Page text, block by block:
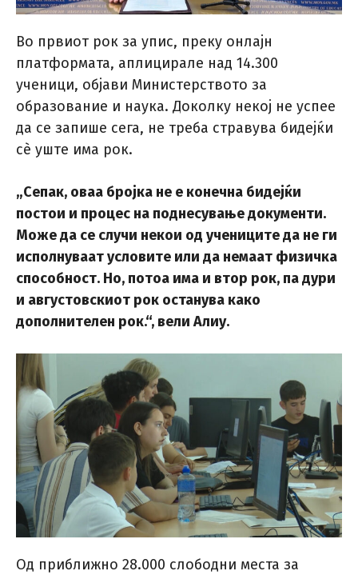
Во првиот рок за упис, преку онлајн
платформата, аплицирале над 14.300
ученици, објави Министерството за
образование и наука. Доколку некој не успее
да се запише сега, не треба стравува бидејќи
сè уште има рок.
„Сепак, оваа бројка не е конечна бидејќи
постои и процес на поднесување документи.
Може да се случи некои од учениците да не ги
исполнуваат условите или да немаат физичка
способност. Но, потоа има и втор рок, па дури
и августовскиот рок останува како
дополнителен рок.“, вели Алиу.
Од приближно 28.000 слободни места за